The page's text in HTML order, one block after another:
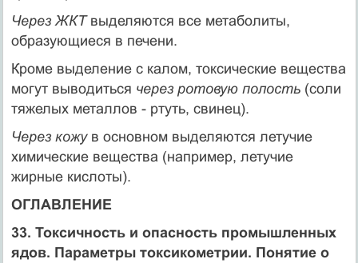
Через ЖКТ выделяются все метаболиты,
образующиеся в печени.
Кроме выделение с калом, токсические вещества
могут выводиться через ротовую полость (соли
тяжелых металлов - ртуть, свинец).
Через кожу в основном выделяются летучие
химические вещества (например, летучие
жирные кислоты).
ОГЛАВЛЕНИЕ
33. Токсичность и опасность промышленных
ядов. Параметры токсикометрии. Понятие о